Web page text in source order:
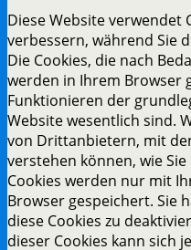
Diese Website verwendet
verbessern, während Sie
Die Cookies, die nach
werden in Ihrem Browser
Funktionieren der
Website wesentlich sind.
von Drittanbietern, mit
verstehen können, wie
Cookies werden nur mit
Browser gespeichert. Sie
diese Cookies zu
dieser Cookies kann sich